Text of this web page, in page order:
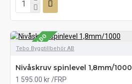
SE LAGERSALDO
Tebo Byggtillbehör AB
Nivåskruv spinlevel 1,8mm/1000
1 595.00 kr /FRP